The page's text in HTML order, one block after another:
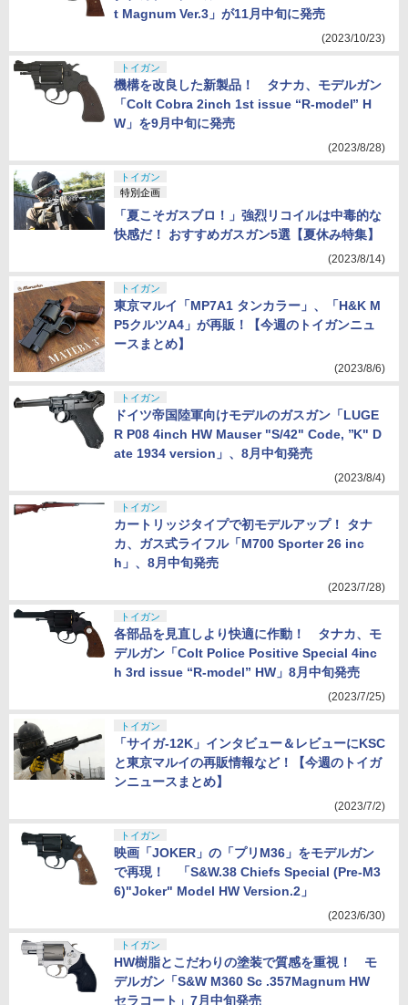
t Magnum Ver.3」が11月中旬に発売
(2023/10/23)
トイガン
機構を改良した新製品！ タナカ、モデルガン
「Colt Cobra 2inch 1st issue “R-model” H
W」を9月中旬に発売
(2023/8/28)
トイガン
特別企画
「夏こそガスブロ！」強烈リコイルは中毒的な
快感だ！ おすすめガスガン5選【夏休み特集】
(2023/8/14)
トイガン
東京マルイ「MP7A1 タンカラー」、「H&K M
P5クルツA4」が再販！【今週のトイガンニュ
ースまとめ】
(2023/8/6)
トイガン
ドイツ帝国陸軍向けモデルのガスガン「LUGE
R P08 4inch HW Mauser "S/42" Code, ”K" D
ate 1934 version」、8月中旬発売
(2023/8/4)
トイガン
カートリッジタイプで初モデルアップ！ タナ
カ、ガス式ライフル「M700 Sporter 26 inc
h」、8月中旬発売
(2023/7/28)
トイガン
各部品を見直しより快適に作動！ タナカ、モ
デルガン「Colt Police Positive Special 4inc
h 3rd issue “R-model” HW」8月中旬発売
(2023/7/25)
トイガン
「サイガ-12K」インタビュー＆レビューにKSC
と東京マルイの再販情報など！【今週のトイガ
ンニュースまとめ】
(2023/7/2)
トイガン
映画「JOKER」の「プリM36」をモデルガン
で再現！ 「S&W.38 Chiefs Special (Pre-M3
6)"Joker" Model HW Version.2」
(2023/6/30)
トイガン
HW樹脂とこだわりの塗装で質感を重視！ モ
デルガン「S&W M360 Sc .357Magnum HW
セラコート」7月中旬発売